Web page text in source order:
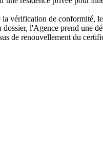
la vérification de conformité, le
dossier, l'Agence prend une
de renouvellement du